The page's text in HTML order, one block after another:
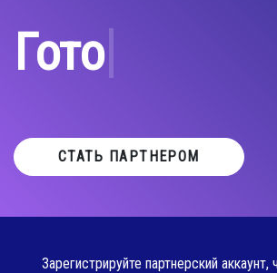
Готовые
СТАТЬ ПАРТНЕРОМ
Зарегистрируйте партнерский аккаунт,